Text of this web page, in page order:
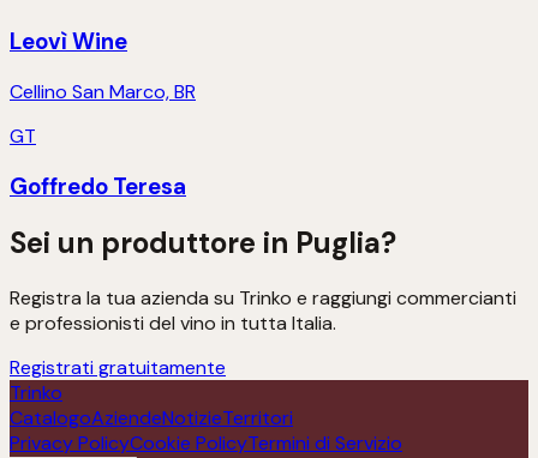
Leovì Wine
Cellino San Marco, BR
GT
Goffredo Teresa
Sei un produttore in Puglia?
Registra la tua azienda su Trinko e raggiungi commercianti
e professionisti del vino in tutta Italia.
Registrati gratuitamente
Trinko
CatalogoAziendeNotizieTerritori
Privacy PolicyCookie PolicyTermini di Servizio